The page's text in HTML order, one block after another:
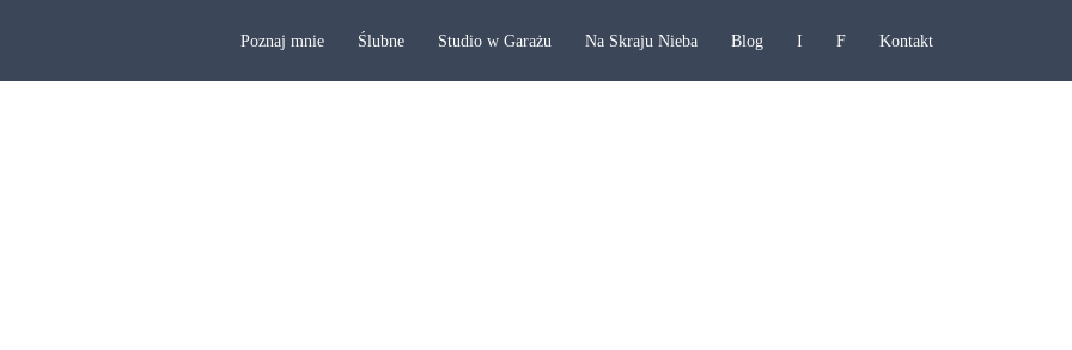
Poznaj mnie Ślubne Studio w Garażu Na Skraju Nieba Blog I F Kontakt